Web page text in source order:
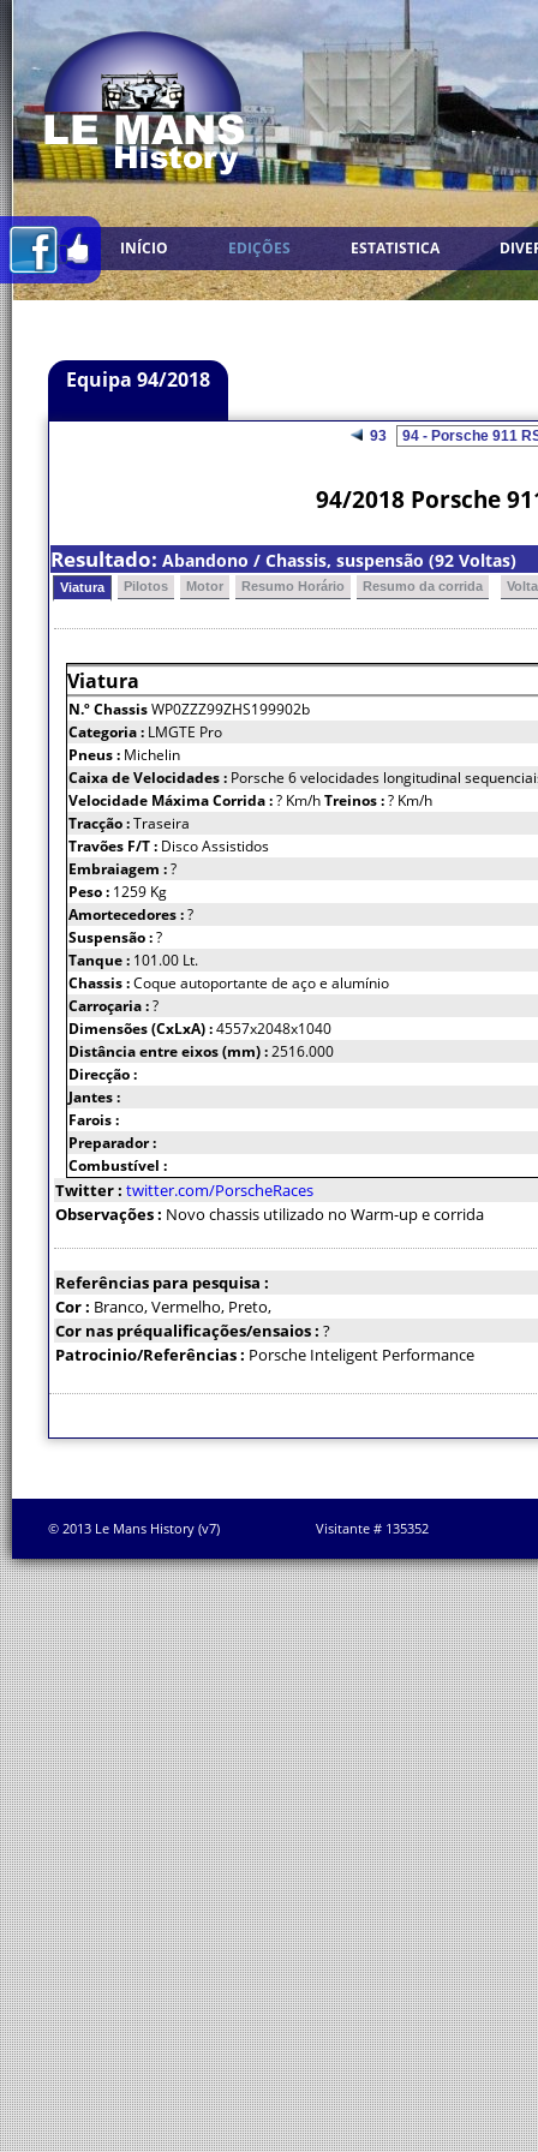
INÍCIO EDIÇÕES ESTATISTICA
Equipa 94/2018
93
94/2018 Porsche
Resultado: Abandono / Chassis, suspensão (92 Voltas)
Viatura Pilotos Motor Resumo Horário Resumo da corrida
Viatura
N.º ChassisWP0ZZZ99ZHS199902b
Categoria : LMGTE Pro
Pneus : Michelin
Caixa de Velocidades : Porsche 6 velocidades longitudinal
Velocidade Máxima Corrida :? Km/hTreinos :? Km/h
Tracção :Traseira
Travões F/T : Disco Assistidos
Embraiagem :?
Peso : 1259 Kg
Amortecedores :?
Suspensão :?
Tanque : 101.00 Lt.
Chassis :Coque autoportante de aço e alumínio
Carroçaria :?
Dimensões (CxLxA) :4557x2048x1040
Distância entre eixos (mm) :2516.000
Direcção :
Jantes :
Farois :
Preparador :
Combustível :
Twitter : twitter.com/PorscheRaces
Observações : Novo chassis utilizado no Warm-up e corrida
Referências para pesquisa :
Cor : Branco, Vermelho, Preto,
Cor nas préqualificações/ensaios : ?
Patrocinio/Referências : Porsche Inteligent Performance
© 2013 Le Mans History (v7) Visitante # 135352